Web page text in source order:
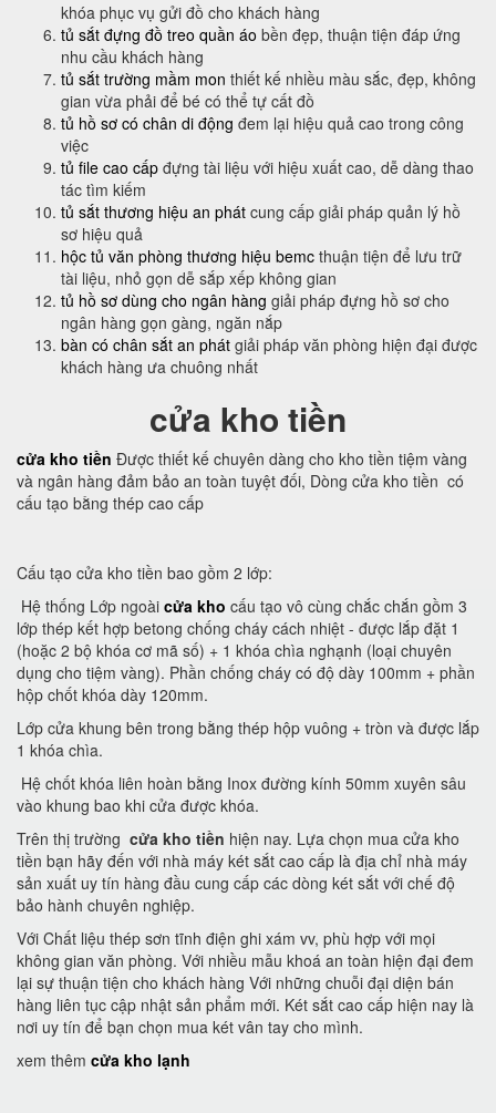
khóa phục vụ gửi đồ cho khách hàng
tủ sắt đựng đồ treo quần áo bền đẹp, thuận tiện đáp ứng
nhu cầu khách hàng
tủ sắt trường mầm mon thiết kế nhiều màu sắc, đẹp, không
gian vừa phải để bé có thể tự cất đồ
tủ hồ sơ có chân di động đem lại hiệu quả cao trong công
việc
tủ file cao cấp đựng tài liệu với hiệu xuất cao, dễ dàng thao
tác tìm kiếm
tủ sắt thương hiệu an phát cung cấp giải pháp quản lý hồ
sơ hiệu quả
hộc tủ văn phòng thương hiệu bemc thuận tiện để lưu trữ
tài liệu, nhỏ gọn dễ sắp xếp không gian
tủ hồ sơ dùng cho ngân hàng giải pháp đựng hồ sơ cho
ngân hàng gọn gàng, ngăn nắp
bàn có chân sắt an phát giải pháp văn phòng hiện đại được
khách hàng ưa chuông nhất
cửa kho tiền
cửa kho tiền Được thiết kế chuyên dàng cho kho tiền tiệm vàng
và ngân hàng đảm bảo an toàn tuyệt đối, Dòng cửa kho tiền có
cấu tạo bằng thép cao cấp
Cấu tạo cửa kho tiền bao gồm 2 lớp:
Hệ thống Lớp ngoài cửa kho cấu tạo vô cùng chắc chắn gồm 3
lớp thép kết hợp betong chống cháy cách nhiệt - được lắp đặt 1
(hoặc 2 bộ khóa cơ mã số) + 1 khóa chìa nghạnh (loại chuyên
dụng cho tiệm vàng). Phần chống cháy có độ dày 100mm + phần
hộp chốt khóa dày 120mm.
Lớp cửa khung bên trong bằng thép hộp vuông + tròn và được lắp
1 khóa chìa.
Hệ chốt khóa liên hoàn bằng Inox đường kính 50mm xuyên sâu
vào khung bao khi cửa được khóa.
Trên thị trường cửa kho tiền hiện nay. Lựa chọn mua cửa kho
tiền bạn hãy đến với nhà máy két sắt cao cấp là địa chỉ nhà máy
sản xuất uy tín hàng đầu cung cấp các dòng két sắt với chế độ
bảo hành chuyên nghiệp.
Với Chất liệu thép sơn tĩnh điện ghi xám vv, phù hợp với mọi
không gian văn phòng. Với nhiều mẫu khoá an toàn hiện đại đem
lại sự thuận tiện cho khách hàng Với những chuỗi đại diện bán
hàng liên tục cập nhật sản phẩm mới. Két sắt cao cấp hiện nay là
nơi uy tín để bạn chọn mua két vân tay cho mình.
xem thêm cửa kho lạnh